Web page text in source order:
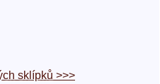
sklípků >>>